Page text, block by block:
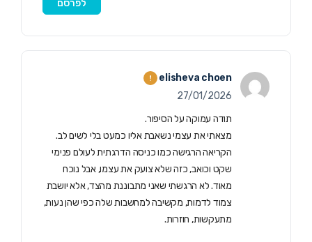
elisheva choen
27/01/2026
תודה עמוקה על הסיפור.
מצאתי את עצמי נשאבת אליו כמעט בלי לשים לב.
הקריאה הרגישה כמו כניסה הדרגתית לעולם פנימי
שקט וכואב, כזה שלא צועק את עצמו, אבל נוכח
מאוד. לא הרגשתי שאני מתבוננת מהצד, אלא יושבת
צמוד לדמות, מקשיבה למחשבות שלה כפי שהן נעות,
מתעקשות, חוזרות.